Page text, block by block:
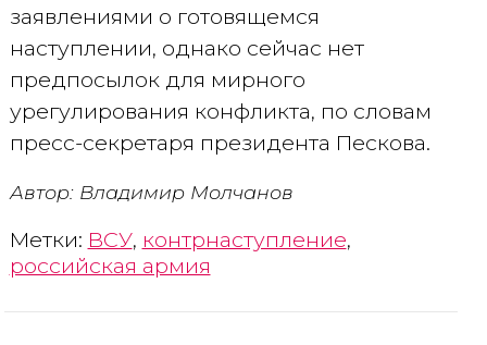
заявлениями о готовящемся
наступлении, однако сейчас нет
предпосылок для мирного
урегулирования конфликта, по словам
пресс-секретаря президента Пескова.
Автор: Владимир Молчанов
Метки: ВСУ, контрнаступление,
российская армия